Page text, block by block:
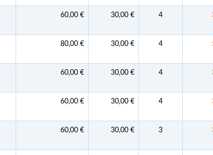
60,00 € 30,00 € 4
80,00 € 30,00 € 4
60,00 € 30,00 € 4
60,00 € 30,00 € 4
60,00 € 30,00 € 3